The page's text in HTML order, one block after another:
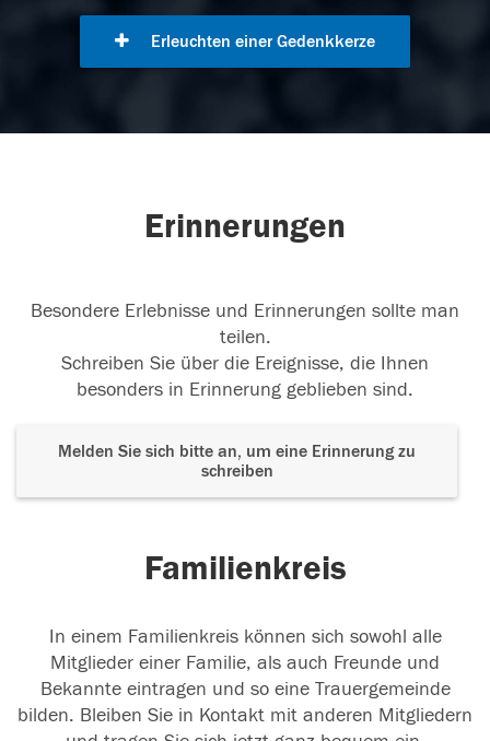
Erleuchten einer Gedenkkerze
Erinnerungen
Besondere Erlebnisse und Erinnerungen sollte man
teilen.
Schreiben Sie über die Ereignisse, die Ihnen
besonders in Erinnerung geblieben sind.
Melden Sie sich bitte an, um eine Erinnerung zu
schreiben
Familienkreis
In einem Familienkreis können sich sowohl alle
Mitglieder einer Familie, als auch Freunde und
Bekannte eintragen und so eine Trauergemeinde
bilden. Bleiben Sie in Kontakt mit anderen Mitgliedern